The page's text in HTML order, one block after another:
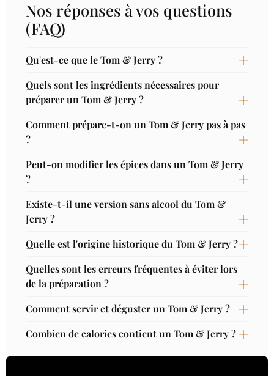
Nos réponses à vos questions
(FAQ)
Qu'est-ce que le Tom & Jerry ?
Quels sont les ingrédients nécessaires pour
préparer un Tom & Jerry ?
Comment prépare-t-on un Tom & Jerry pas à pas
?
Peut-on modifier les épices dans un Tom & Jerry
?
Existe-t-il une version sans alcool du Tom &
Jerry ?
Quelle est l'origine historique du Tom & Jerry ?
Quelles sont les erreurs fréquentes à éviter lors
de la préparation ?
Comment servir et déguster un Tom & Jerry ?
Combien de calories contient un Tom & Jerry ?